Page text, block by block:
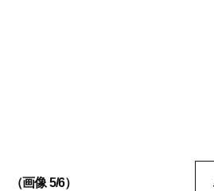
（画像 5/6）